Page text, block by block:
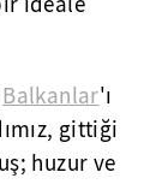
Balkanlar'ı
gittiği
huzur ve